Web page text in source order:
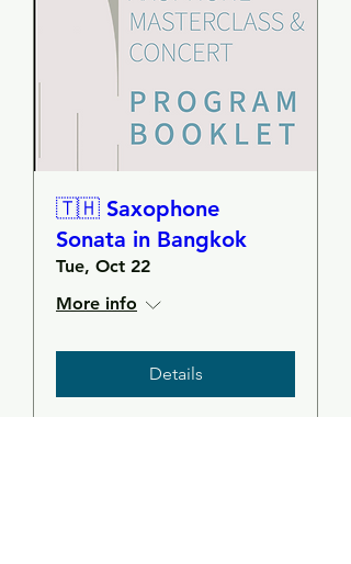
🇹🇭 Saxophone
Sonata in Bangkok
Tue, Oct 22
More info
Details